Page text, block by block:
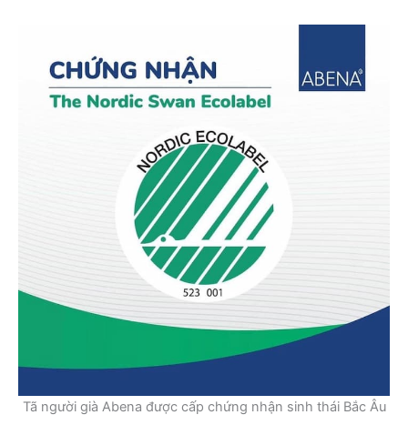
Tã người già Abena được cấp chứng nhận sinh thái Bắc Âu